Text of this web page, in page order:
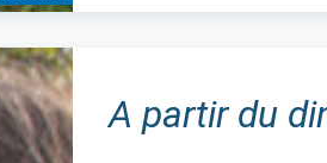
A partir du